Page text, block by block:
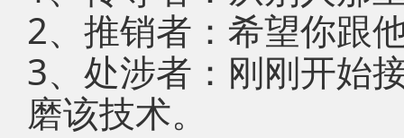
2、推销者：希望你跟
3、处涉者：刚刚开始
磨该技术。